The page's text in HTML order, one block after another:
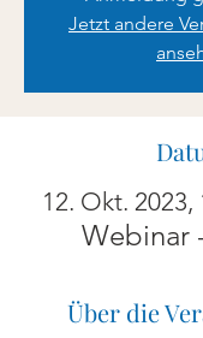
Jetzt andere
12. Okt. 2023,
Webinar
Über die